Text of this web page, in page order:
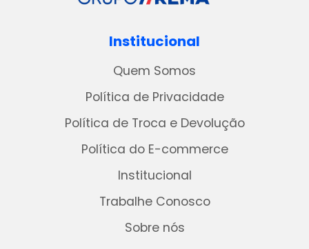
Institucional
Quem Somos
Política de Privacidade
Política de Troca e Devolução
Política do E-commerce
Institucional
Trabalhe Conosco
Sobre nós